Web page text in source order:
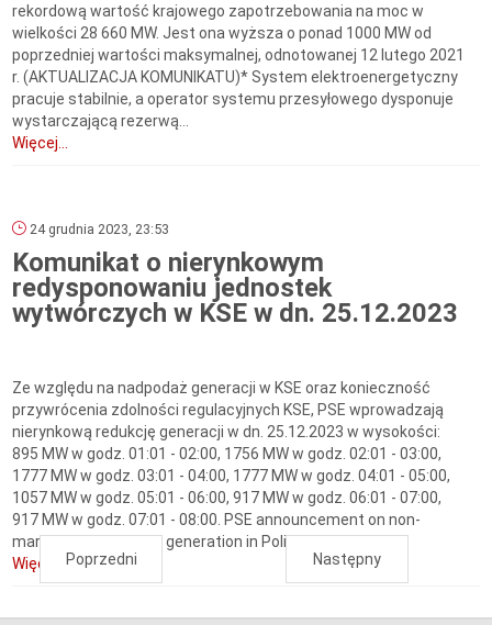
rekordową wartość krajowego zapotrzebowania na moc w
wielkości 28 660 MW. Jest ona wyższa o ponad 1000 MW od
poprzedniej wartości maksymalnej, odnotowanej 12 lutego 2021
r. (AKTUALIZACJA KOMUNIKATU)* System elektroenergetyczny
pracuje stabilnie, a operator systemu przesyłowego dysponuje
wystarczającą rezerwą...
Więcej...
24 grudnia 2023, 23:53
Komunikat o nierynkowym
redysponowaniu jednostek
wytwórczych w KSE w dn. 25.12.2023
Ze względu na nadpodaż generacji w KSE oraz konieczność
przywrócenia zdolności regulacyjnych KSE, PSE wprowadzają
nierynkową redukcję generacji w dn. 25.12.2023 w wysokości:
895 MW w godz. 01:01 - 02:00, 1756 MW w godz. 02:01 - 03:00,
1777 MW w godz. 03:01 - 04:00, 1777 MW w godz. 04:01 - 05:00,
1057 MW w godz. 05:01 - 06:00, 917 MW w godz. 06:01 - 07:00,
917 MW w godz. 07:01 - 08:00. PSE announcement on non-
market redispatch of generation in Polish...
Więcej...Poprzedni Następny